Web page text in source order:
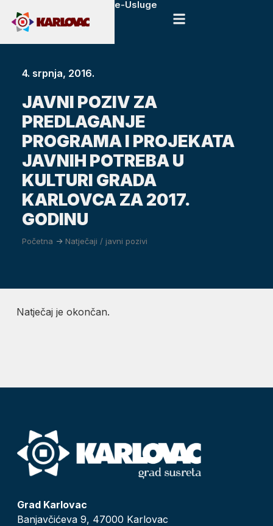
e-Usluge
4. srpnja, 2016.
JAVNI POZIV ZA
PREDLAGANJE
PROGRAMA I PROJEKATA
JAVNIH POTREBA U
KULTURI GRADA
KARLOVCA ZA 2017.
GODINU
Početna -> Natječaji / javni pozivi
Natječaj je okončan.
Grad Karlovac
Banjavčićeva 9, 47000 Karlovac